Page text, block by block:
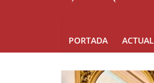
PORTADA